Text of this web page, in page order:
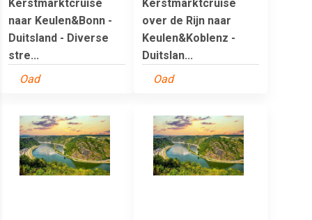
Kerstmarktcruise
naar Keulen&Bonn -
Duitsland - Diverse
stre...
Oad
Kerstmarktcruise
over de Rijn naar
Keulen&Koblenz -
Duitslan...
Oad